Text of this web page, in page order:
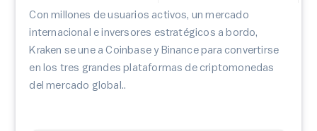
Con millones de usuarios activos, un mercado
internacional e inversores estratégicos a bordo,
Kraken se une a Coinbase y Binance para convertirse
en los tres grandes plataformas de criptomonedas
del mercado global..